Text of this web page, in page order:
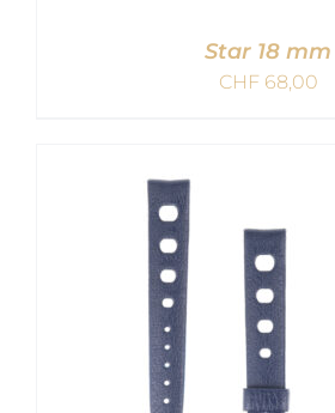
IN DEN WARENKORB
Star 18 mm
CHF68,00